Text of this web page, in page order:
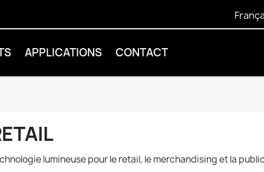
APPLICATIONS CONTACT
lumineuse pour le retail, le merchandising et la